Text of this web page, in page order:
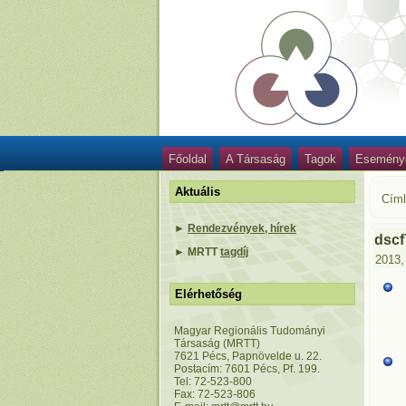
Főoldal A Társaság Tagok
Aktuális
► Rendezvények, hírek
► MRTTtagdíj
Elérhetőség
Magyar Regionális Tudományi
Társaság (MRTT)
7621 Pécs, Papnövelde u. 22.
Postacím: 7601 Pécs, Pf. 199.
Tel: 72-523-800
Fax: 72-523-806